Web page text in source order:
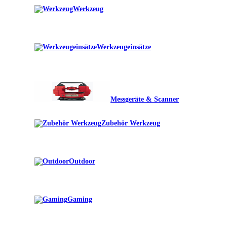
Werkzeug
Werkzeugeinsätze
Messgeräte & Scanner
Zubehör Werkzeug
Outdoor
Gaming